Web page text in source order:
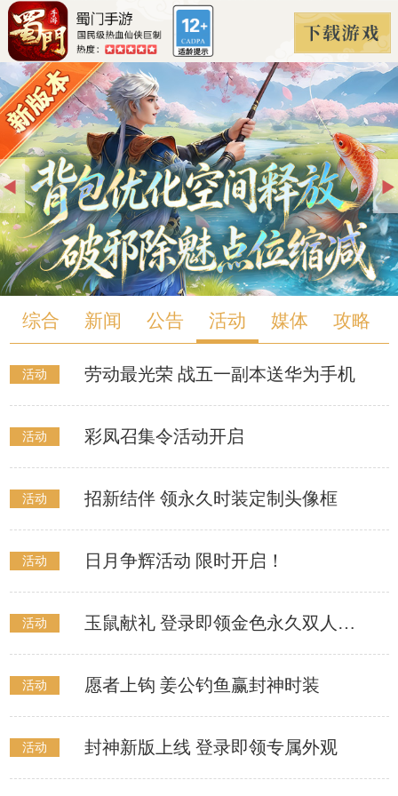
综合 新闻 公告 活动 媒体 攻略
活动 劳动最光荣 战五一副本送华为手机
活动 彩凤召集令活动开启
活动 招新结伴 领永久时装定制头像框
活动 日月争辉活动 限时开启！
活动 玉鼠献礼 登录即领金色永久双人坐骑
活动 愿者上钩 姜公钓鱼赢封神时装
活动 封神新版上线 登录即领专属外观